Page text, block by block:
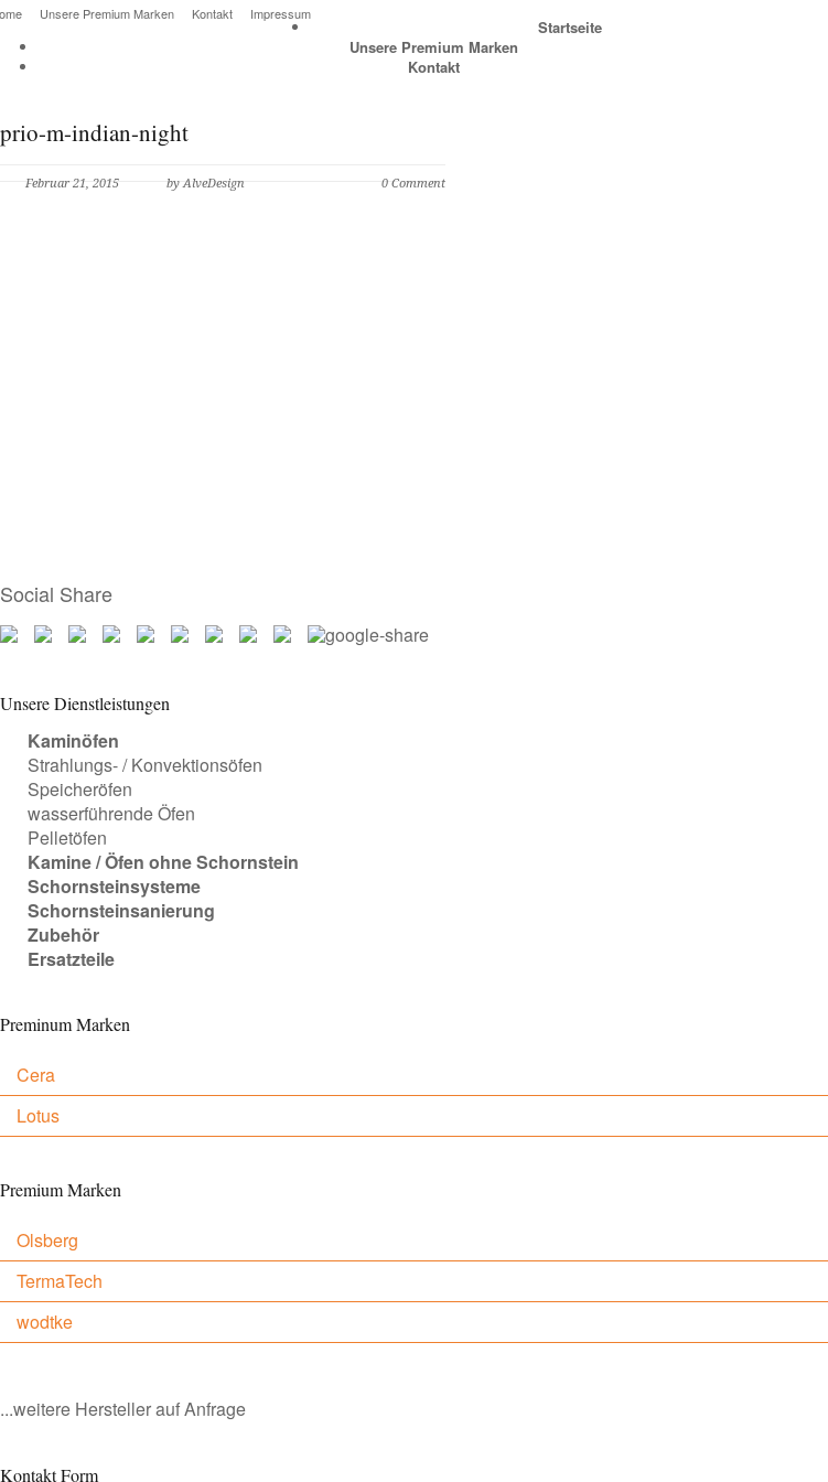
Unsere Premium Marken Kontakt Impressum
Startseite
Unsere Premium Marken
Kontakt
prio-m-indian-night
Februar 21, 2015 by AlveDesign 0 Comment
Social Share
Unsere Dienstleistungen
Kaminöfen
Strahlungs- / Konvektionsöfen
Speicheröfen
wasserführende Öfen
Pelletöfen
Kamine / Öfen ohne Schornstein
Schornsteinsysteme
Schornsteinsanierung
Zubehör
Ersatzteile
Preminum Marken
Cera
Lotus
Premium Marken
Olsberg
TermaTech
wodtke
...weitere Hersteller auf Anfrage
Kontakt Form